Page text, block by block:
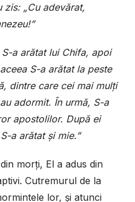
„Cu adevărat,
a arătat lui Chifa, apoi
S-a arătat la peste
dintre care cei mai mulți
adormit. În urmă, S-a
apostolilor. După ei
a arătat și mie.”
morți, El a adus din
Cutremurul de la
lor, și atunci